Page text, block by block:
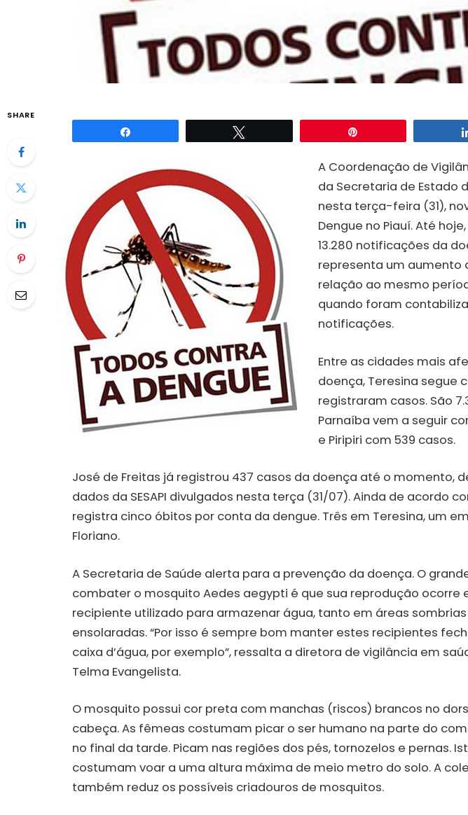
SHARE
A Coordenação de
da Secretaria de Estado
nesta terça-feira (31),
Dengue no Piauí. Até
13.280 notificações da
representa um aumento
relação ao mesmo
quando foram
notificações.
Entre as cidades mais
doença, Teresina segue
registraram casos. São
Parnaíba vem a seguir
e Piripiri com 539 casos.
José de Freitas já registrou 437 casos da doença até o momento,
dados da SESAPI divulgados nesta terça (31/07). Ainda de acordo
registra cinco óbitos por conta da dengue. Três em Teresina, um
Floriano.
A Secretaria de Saúde alerta para a prevenção da doença. O
combater o mosquito Aedes aegypti é que sua reprodução ocorre
recipiente utilizado para armazenar água, tanto em áreas
ensolaradas. “Por isso é sempre bom manter estes recipientes
caixa d’água, por exemplo”, ressalta a diretora de vigilância em
Telma Evangelista.
O mosquito possui cor preta com manchas (riscos) brancos no
cabeça. As fêmeas costumam picar o ser humano na parte do
no final da tarde. Picam nas regiões dos pés, tornozelos e pernas.
costumam voar a uma altura máxima de meio metro do solo. A
também reduz os possíveis criadouros de mosquitos.